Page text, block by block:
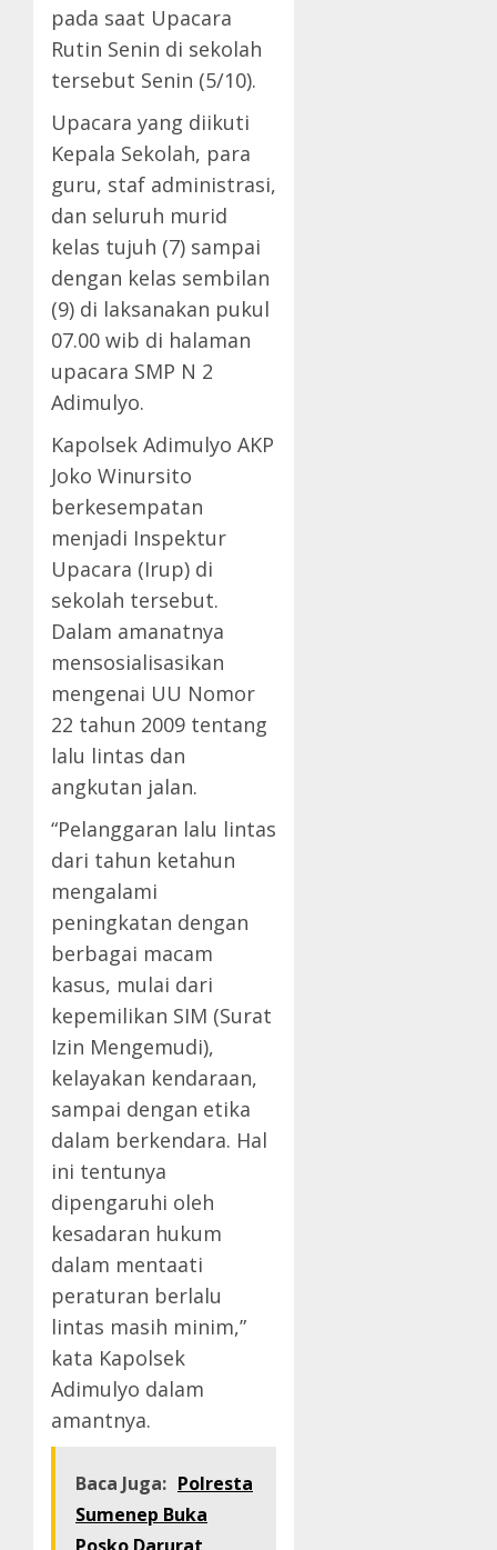
pada saat Upacara
Rutin Senin di sekolah
tersebut Senin (5/10).
Upacara yang diikuti
Kepala Sekolah, para
guru, staf administrasi,
dan seluruh murid
kelas tujuh (7) sampai
dengan kelas sembilan
(9) di laksanakan pukul
07.00 wib di halaman
upacara SMP N 2
Adimulyo.
Kapolsek Adimulyo AKP
Joko Winursito
berkesempatan
menjadi Inspektur
Upacara (Irup) di
sekolah tersebut.
Dalam amanatnya
mensosialisasikan
mengenai UU Nomor
22 tahun 2009 tentang
lalu lintas dan
angkutan jalan.
“Pelanggaran lalu lintas
dari tahun ketahun
mengalami
peningkatan dengan
berbagai macam
kasus, mulai dari
kepemilikan SIM (Surat
Izin Mengemudi),
kelayakan kendaraan,
sampai dengan etika
dalam berkendara. Hal
ini tentunya
dipengaruhi oleh
kesadaran hukum
dalam mentaati
peraturan berlalu
lintas masih minim,”
kata Kapolsek
Adimulyo dalam
amantnya.
Baca Juga: Polresta
Sumenep Buka